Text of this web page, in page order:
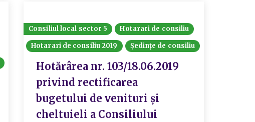
Consiliul local sector 5
Hotarari de consiliu
Hotarari de consiliu 2019
Ședințe de consiliu
Hotărârea nr. 103/18.06.2019
privind rectificarea
bugetului de venituri și
cheltuieli a Consiliului